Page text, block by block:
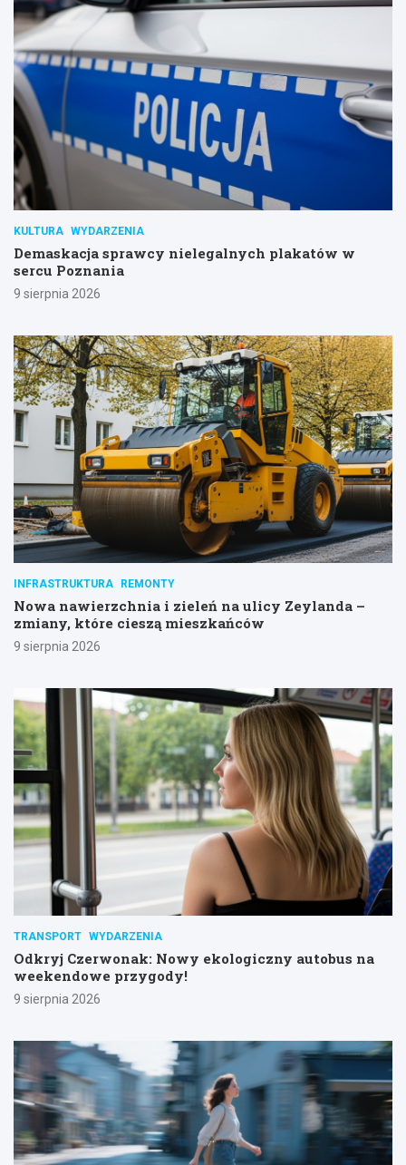
KULTURA WYDARZENIA
Demaskacja sprawcy nielegalnych plakatów w
sercu Poznania
9 sierpnia 2026
INFRASTRUKTURA REMONTY
Nowa nawierzchnia i zieleń na ulicy Zeylanda –
zmiany, które cieszą mieszkańców
9 sierpnia 2026
TRANSPORT WYDARZENIA
Odkryj Czerwonak: Nowy ekologiczny autobus na
weekendowe przygody!
9 sierpnia 2026